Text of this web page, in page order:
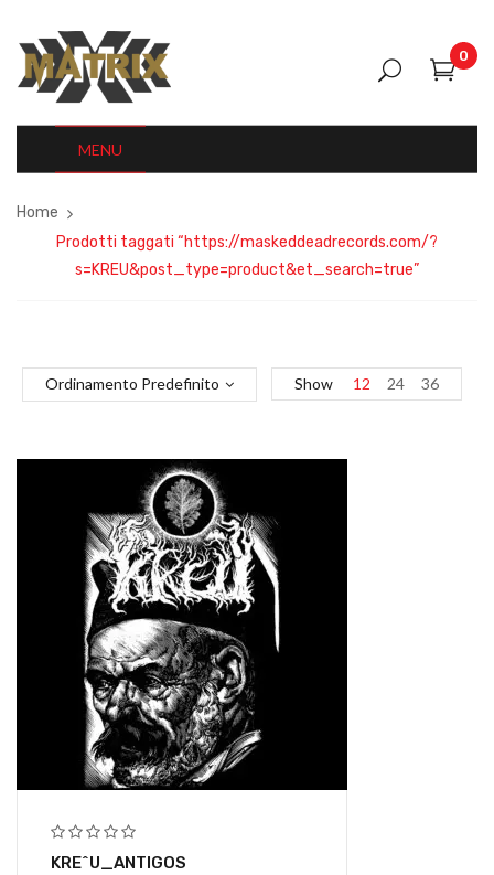
0
MENU
Home
Prodotti taggati “https://maskeddeadrecords.com/?
s=KREU&post_type=product&et_search=true”
Ordinamento Predefinito Show 12 24 36
KRE^U_ANTIGOS